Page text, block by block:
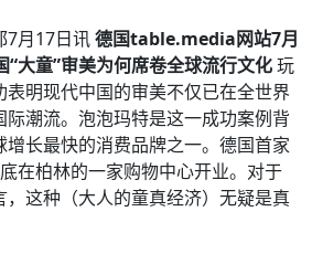
7月17日讯德国table.media网站7月
“大童”审美为何席卷全球流行文化玩
明现代中国的审美不仅已在全世界
潮流。泡泡玛特是这一成功案例背
长最快的消费品牌之一。德国首家
在柏林的一家购物中心开业。对于
，这种（大人的童真经济）无疑是真